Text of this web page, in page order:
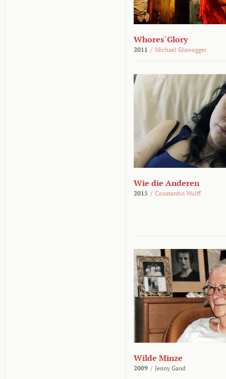
Whores´Glory
2011 / Michael Glawogger
Wie die Anderen
2015 / Constantin Wulff
Wilde Minze
2009 / Jenny Gand